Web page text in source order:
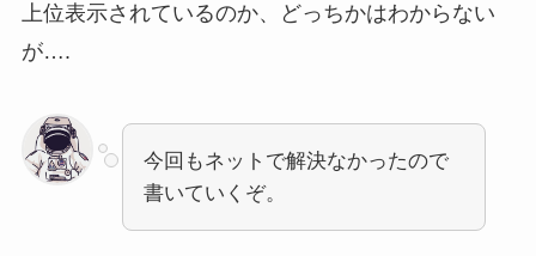
上位表示されているのか、どっちかはわからない
が….
今回もネットで解決なかったので
書いていくぞ。